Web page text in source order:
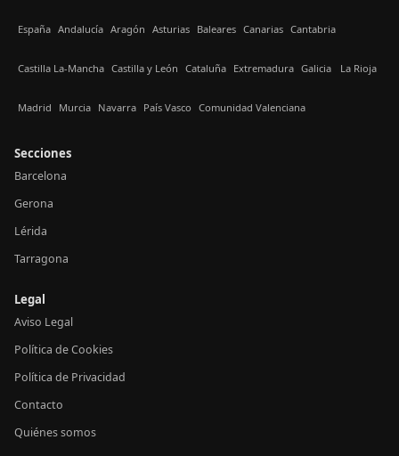
España Andalucía Aragón Asturias Baleares Canarias Cantabria
Castilla La-Mancha Castilla y León Cataluña Extremadura Galicia La Rioja
Madrid Murcia Navarra País Vasco Comunidad Valenciana
Secciones
Barcelona
Gerona
Lérida
Tarragona
Legal
Aviso Legal
Política de Cookies
Política de Privacidad
Contacto
Quiénes somos